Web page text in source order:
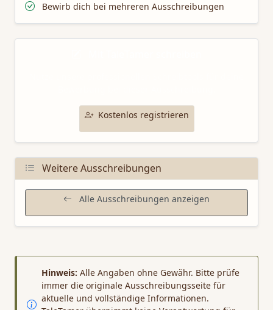
Bewirb dich bei mehreren Ausschreibungen
Kostenlos registrieren
Weitere Ausschreibungen
Alle Ausschreibungen anzeigen
Hinweis: Alle Angaben ohne Gewähr. Bitte prüfe
immer die originale Ausschreibungsseite für
aktuelle und vollständige Informationen.